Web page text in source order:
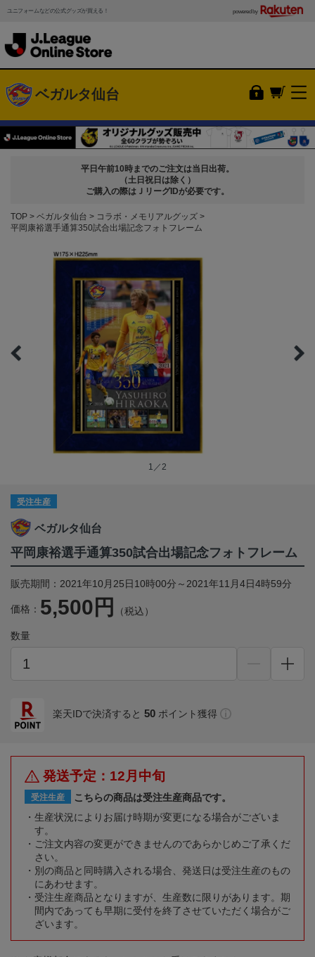
ユニフォームなどの公式グッズが買える！ powered by
ベガルタ仙台
平日午前10時までのご注文は当日出荷。
（土日祝日は除く）
ご購入の際はＪリーグIDが必要です。
TOP ベガルタ仙台
コラボ・メモリアルグッズ
平岡康裕選手通算350試合出場記念フォトフレーム
1／2
受注生産
ベガルタ仙台
平岡康裕選手通算350試合出場記念フォトフレーム
販売期間：2021年10月25日10時00分～2021年11月4日4時59分
価格： 5,500円 （税込）
数量
楽天IDで決済すると 50 ポイント獲得
発送予定：12月中旬
受注生産
こちらの商品は受注生産商品です。
生産状況によりお届け時期が変更になる場合がございま
す。
ご注文内容の変更ができませんのであらかじめご了承くだ
さい。
別の商品と同時購入される場合、発送日は受注生産のもの
にあわせます。
受注生産商品となりますが、生産数に限りがあります。期
間内であっても早期に受付を終了させていただく場合がご
ざいます。